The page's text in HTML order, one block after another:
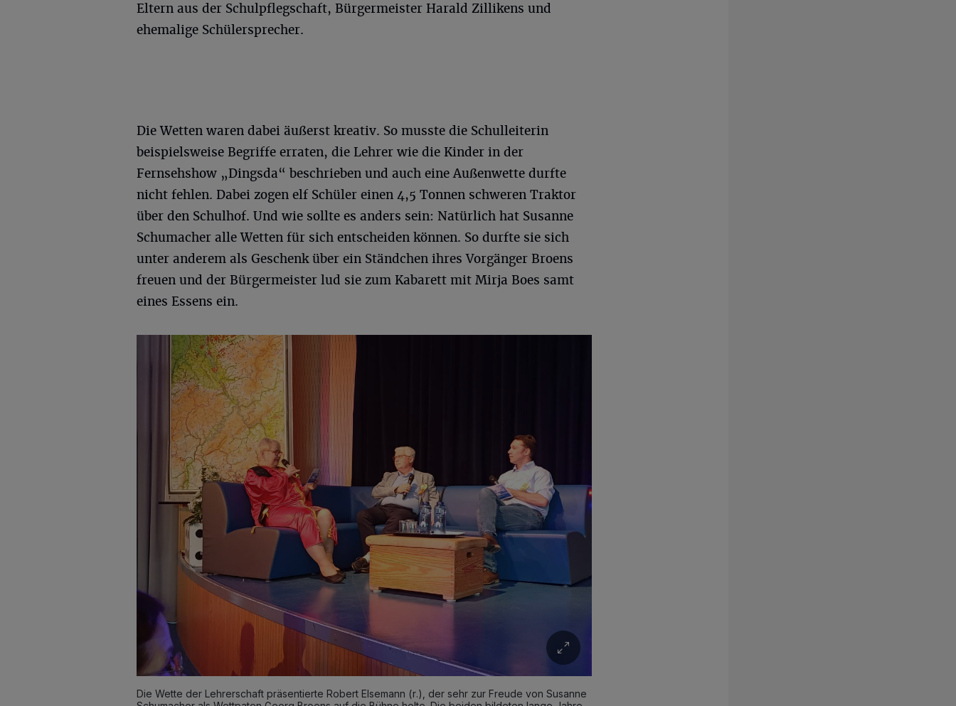
Eltern aus der Schulpflegschaft, Bürgermeister Harald Zillikens und
ehemalige Schülersprecher.
Die Wetten waren dabei äußerst kreativ. So musste die Schulleiterin
beispielsweise Begriffe erraten, die Lehrer wie die Kinder in der
Fernsehshow „Dingsda“ beschrieben und auch eine Außenwette durfte
nicht fehlen. Dabei zogen elf Schüler einen 4,5 Tonnen schweren Traktor
über den Schulhof. Und wie sollte es anders sein: Natürlich hat Susanne
Schumacher alle Wetten für sich entscheiden können. So durfte sie sich
unter anderem als Geschenk über ein Ständchen ihres Vorgänger Broens
freuen und der Bürgermeister lud sie zum Kabarett mit Mirja Boes samt
eines Essens ein.
Die Wette der Lehrerschaft präsentierte Robert Elsemann (r.), der sehr zur Freude von Susanne